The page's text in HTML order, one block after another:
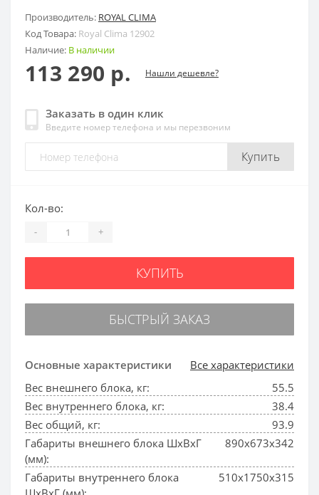
Производитель: ROYAL CLIMA
Код Товара: Royal Clima 12902
Наличие: В наличии
113 290 р. Нашли дешевле?
Заказать в один клик
Введите номер телефона и мы перезвоним
Купить
Основные характеристики
Все характеристики
Вес внешнего блока, кг:
55.5
Вес внутреннего блока, кг:
38.4
Вес общий, кг:
93.9
Габариты внешнего блока ШхВхГ
(мм):
890x673x342
Габариты внутреннего блока
510x1750x315
Кол-во:
- +
КУПИТЬ
БЫСТРЫЙ ЗАКАЗ